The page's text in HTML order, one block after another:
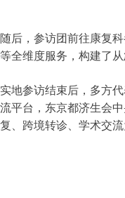
随后，参访团前往康复
等全维度服务，构建了
实地参访结束后，多方
流平台，东京都济生会
复、跨境转诊、学术交